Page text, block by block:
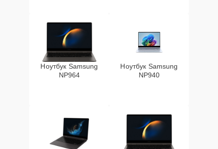
Ноутбук Samsung
NP964
Ноутбук Samsung
NP940